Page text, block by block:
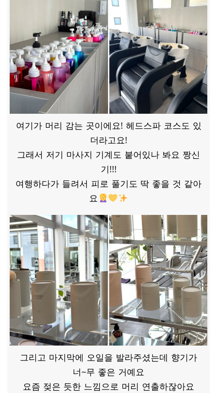
여기가 머리 감는 곳이에요! 헤드스파 코스도 있
더라고요!
그래서 저기 마사지 기계도 붙어있나 봐요 짱신
기!!!
여행하다가 들려서 피로 풀기도 딱 좋을 것 같아
요
그리고 마지막에 오일을 발라주셨는데 향기가
너~무 좋은 거예요
요즘 젖은 듯한 느낌으로 머리 연출하잖아요